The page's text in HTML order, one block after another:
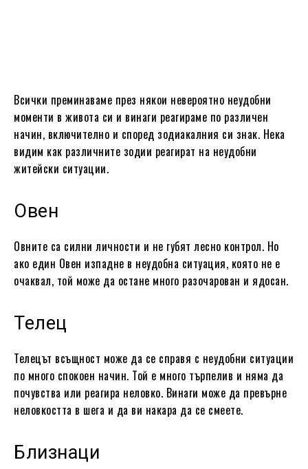
Всички преминаваме през някои невероятно неудобни
моменти в живота си и винаги реагираме по различен
начин, включително и според зодиакалния си знак. Нека
видим как различните зодии реагират на неудобни
житейски ситуации.
Овен
Овните са силни личности и не губят лесно контрол. Но
ако един Овен изпадне в неудобна ситуация, която не е
очаквал, той може да остане много разочарован и ядосан.
Телец
Телецът всъщност може да се справя с неудобни ситуации
по много спокоен начин. Той е много търпелив и няма да
почувства или реагира неловко. Винаги може да превърне
неловкостта в шега и да ви накара да се смеете.
Близнаци